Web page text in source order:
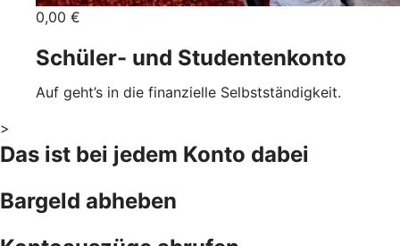
0,00 €
Schüler- und Studentenkonto
Auf geht’s in die finanzielle Selbstständigkeit.
>
Das ist bei jedem Konto dabei
Bargeld abheben